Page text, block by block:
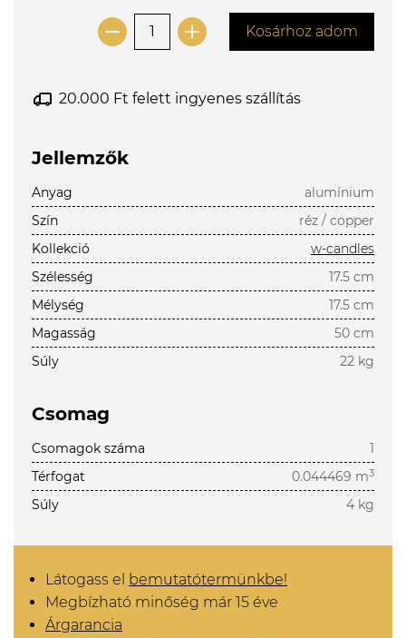
Kosárhoz adom
20.000 Ft felett ingyenes szállítás
Jellemzők
Anyag
alumínium
Szín
réz / copper
Kollekció
w-candles
Szélesség
17.5 cm
Mélység
17.5 cm
Magasság
50 cm
Súly
22 kg
Csomag
Csomagok száma
1
Térfogat
0.044469 m3
Súly 4 kg
Látogass el bemutatótermünkbe!
Megbízható minőség már 15 éve
Árgarancia